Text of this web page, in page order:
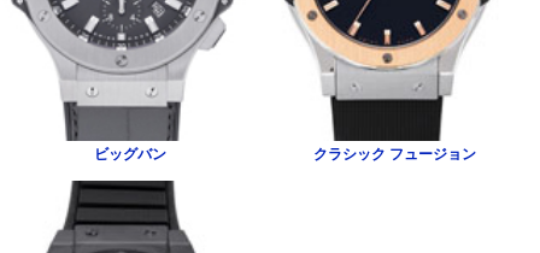
ビッグバン クラシック フュージョン